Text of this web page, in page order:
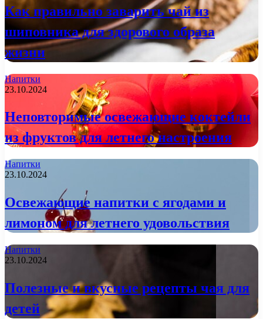
Как правильно заварить чай из
шиповника для здорового образа
жизни
Напитки
23.10.2024
Неповторимые освежающие коктейли
из фруктов для летнего настроения
Напитки
23.10.2024
Освежающие напитки с ягодами и
лимоном для летнего удовольствия
Напитки
23.10.2024
Полезные и вкусные рецепты чая для
детей